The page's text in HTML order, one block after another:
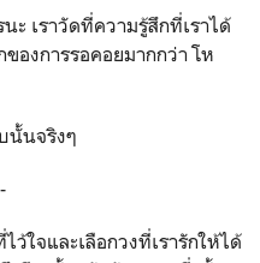
ะ เราวัดที่ความรู้สึกที่เราได้
องการรอคอยมากกว่า โห
นั้นจริงๆ
ใจและเลือกวงที่เรารักให้ได้